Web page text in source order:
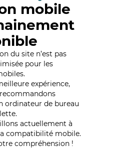
mobile
du site n’est pas
pour les
expérience,
ordinateur de bureau
actuellement à
compatibilité mobile.
compréhension !